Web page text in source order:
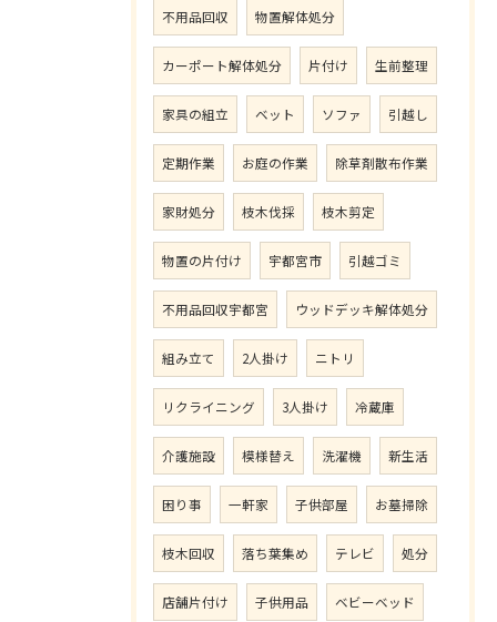
不用品回収 物置解体処分
カーポート解体処分 片付け 生前整理
家具の組立 ベット ソファ 引越し
定期作業 お庭の作業 除草剤散布作業
家財処分 枝木伐採 枝木剪定
物置の片付け 宇都宮市 引越ゴミ
不用品回収宇都宮 ウッドデッキ解体処分
組み立て 2人掛け ニトリ
リクライニング 3人掛け 冷蔵庫
介護施設 模様替え 洗濯機 新生活
困り事 一軒家 子供部屋 お墓掃除
枝木回収 落ち葉集め テレビ 処分
店舗片付け 子供用品 ベビーベッド